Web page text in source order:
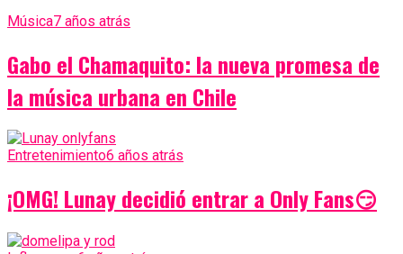
Música7 años atrás
Gabo el Chamaquito: la nueva promesa de
la música urbana en Chile
Entretenimiento6 años atrás
¡OMG! Lunay decidió entrar a Only Fans😏